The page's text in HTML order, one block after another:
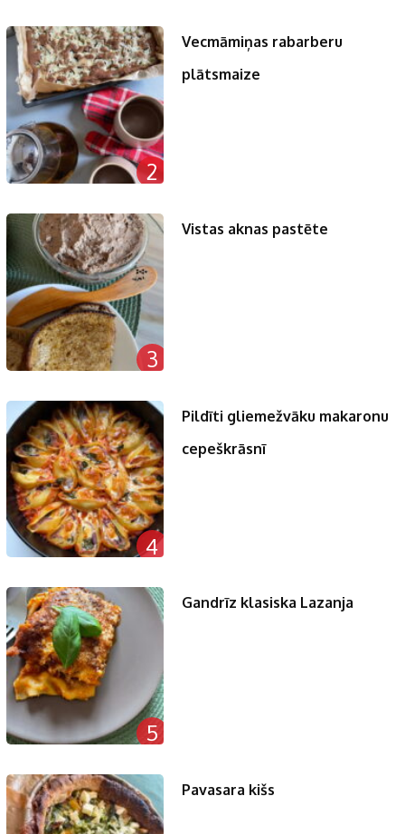
2
Vecmāmiņas rabarberu
plātsmaize
3
Vistas aknas pastēte
4
Pildīti gliemežvāku makaronu
cepeškrāsnī
5
Gandrīz klasiska Lazanja
Pavasara kišs